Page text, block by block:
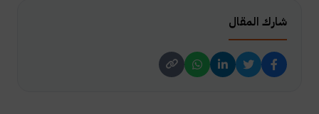
شارك المقال